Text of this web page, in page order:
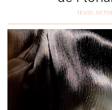
JEUDI,